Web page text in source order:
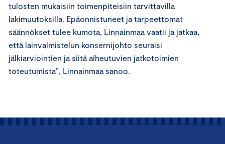
tulosten mukaisiin toimenpiteisiin tarvittavilla
lakimuutoksilla. Epäonnistuneet ja tarpeettomat
säännökset tulee kumota, Linnainmaa vaatii ja jatkaa,
että lainvalmistelun konsernijohto seuraisi
jälkiarviointien ja siitä aiheutuvien jatkotoimien
toteutumista”, Linnainmaa sanoo.